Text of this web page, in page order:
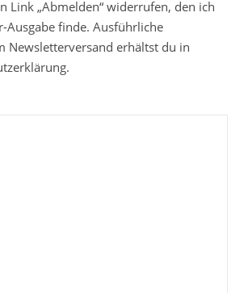
Link „Abmelden“ widerrufen, den ich
Ausgabe finde. Ausführliche
Newsletterversand erhältst du in